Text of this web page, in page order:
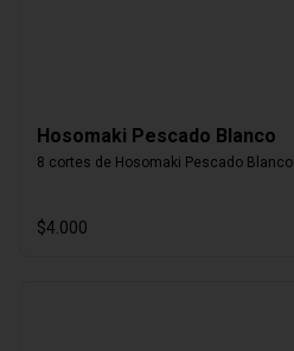
Hosomaki Pescado Blanco
8 cortes de Hosomaki Pescado Blanco
$4.000